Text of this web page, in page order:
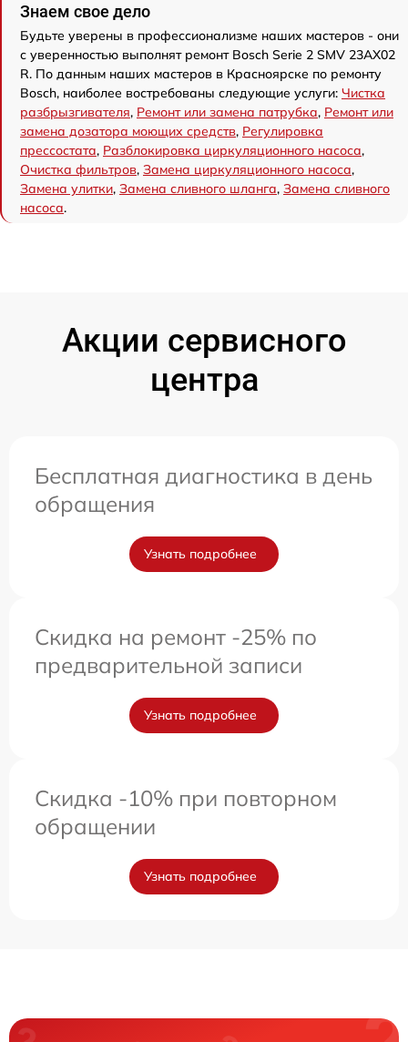
Знаем свое дело
Будьте уверены в профессионализме наших мастеров - они
с уверенностью выполнят ремонт Bosch Serie 2 SMV 23AX02
R. По данным наших мастеров в Красноярске по ремонту
Bosch, наиболее востребованы следующие услуги: Чистка
разбрызгивателя, Ремонт или замена патрубка, Ремонт или
замена дозатора моющих средств, Регулировка
прессостата, Разблокировка циркуляционного насоса,
Очистка фильтров, Замена циркуляционного насоса,
Замена улитки, Замена сливного шланга, Замена сливного
насоса.
Акции сервисного
центра
Бесплатная диагностика в день
обращения
Узнать подробнее
Скидка на ремонт -25% по
предварительной записи
Узнать подробнее
Скидка -10% при повторном
обращении
Узнать подробнее